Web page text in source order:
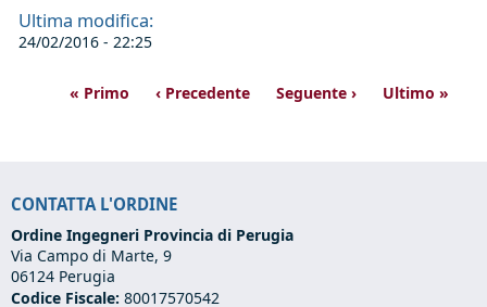
Ultima modifica:
24/02/2016 - 22:25
« Primo ‹ Precedente Seguente › Ultimo »
CONTATTA L'ORDINE
Ordine Ingegneri Provincia di Perugia
Via Campo di Marte, 9
06124 Perugia
Codice Fiscale: 80017570542